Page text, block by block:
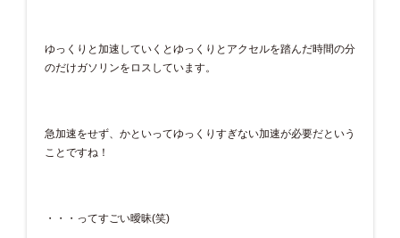
ゆっくりと加速していくとゆっくりとアクセルを踏んだ時間の分
のだけガソリンをロスしています。
急加速をせず、かといってゆっくりすぎない加速が必要だという
ことですね！
・・・ってすごい曖昧(笑)